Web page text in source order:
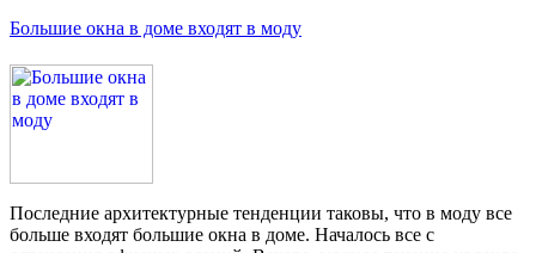
Большие окна в доме входят в моду
Последние архитектурные тенденции таковы, что в моду все
больше входят большие окна в доме. Началось все с